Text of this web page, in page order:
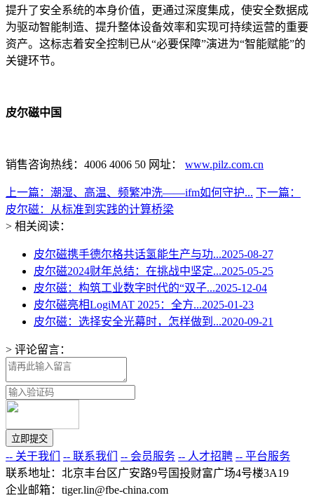
提升了安全系统的本身价值，更通过深度集成，使安全数据成
为驱动智能制造、提升整体设备效率和实现可持续运营的重要
资产。这标志着安全控制已从“必要保障”演进为“智能赋能”的
关键环节。
皮尔磁中国
销售咨询热线：4006 4006 50 网址： www.pilz.com.cn
上一篇：潮湿、高温、频繁冲洗——ifm如何守护... 下一篇：
皮尔磁：从标准到实践的计算桥梁
> 相关阅读：
皮尔磁携手德尔格共话氢能生产与功...2025-08-27
皮尔磁2024财年总结：在挑战中坚定...2025-05-25
皮尔磁：构筑工业数字时代的“双子...2025-12-04
皮尔磁亮相LogiMAT 2025：全方...2025-01-23
皮尔磁：选择安全光幕时，怎样做到...2020-09-21
> 评论留言：
-- 关于我们 -- 联系我们 -- 会员服务 -- 人才招聘 -- 平台服务
联系地址：北京丰台区广安路9号国投财富广场4号楼3A19
企业邮箱：tiger.lin@fbe-china.com